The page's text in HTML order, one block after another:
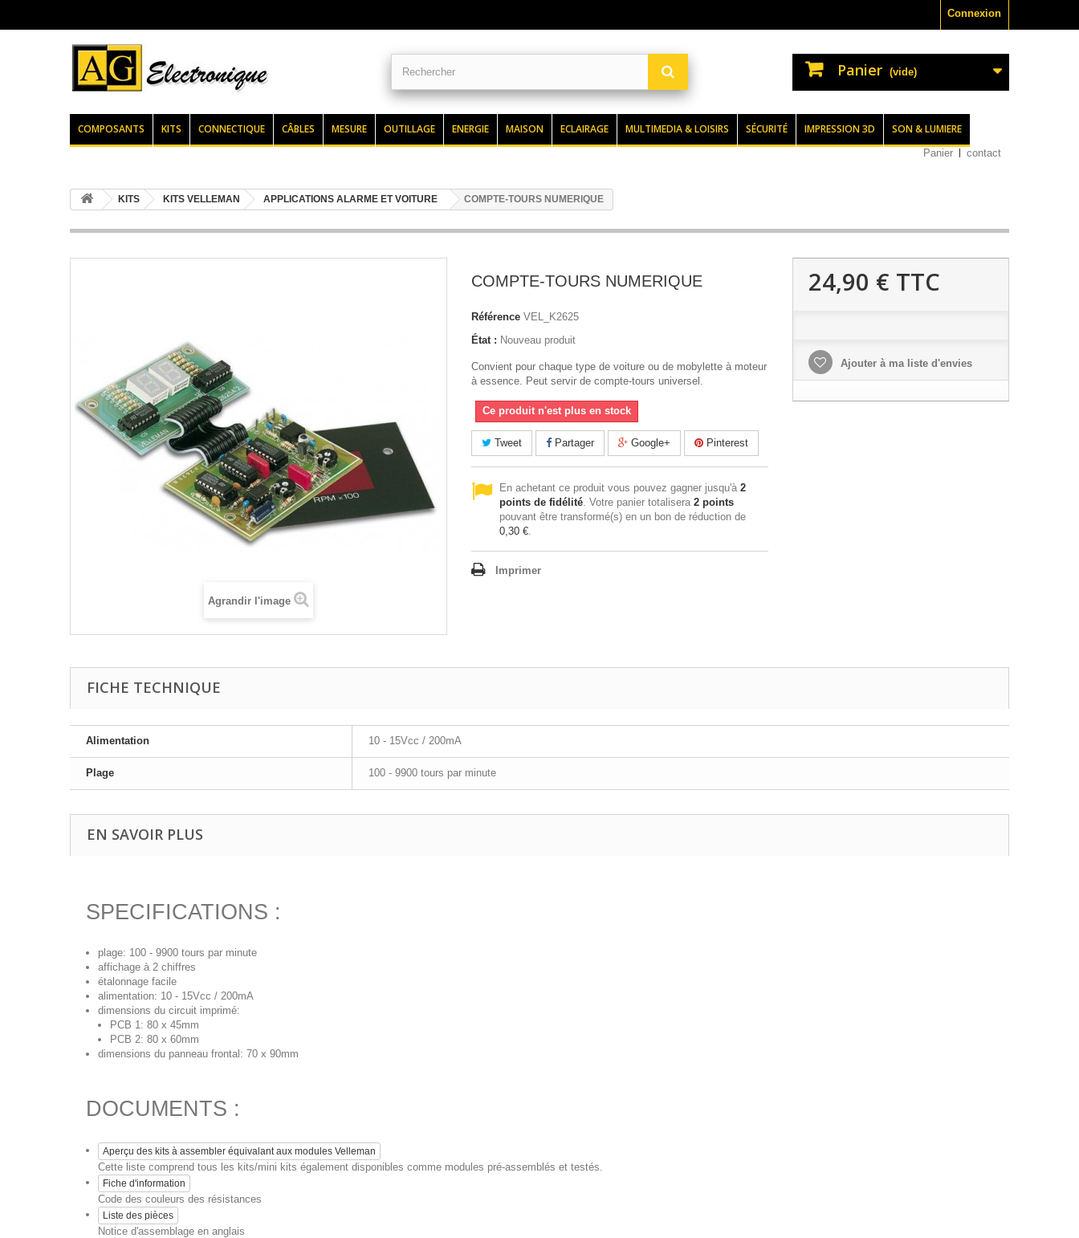
Connexion
Panier (vide)
COMPOSANTS KITS CONNECTIQUE CÂBLES MESURE OUTILLAGE ENERGIE MAISON ECLAIRAGE MULTIMEDIA & LOISIRS SÉCURITÉ IMPRESSION 3D SON & LUMIERE
Panier contact
KITS KITS VELLEMAN APPLICATIONS ALARME ET VOITURE COMPTE-TOURS NUMERIQUE
Agrandir l'image
COMPTE-TOURS NUMERIQUE
Référence VEL_K2625
État : Nouveau produit
Convient pour chaque type de voiture ou de mobylette à moteur
à essence. Peut servir de compte-tours universel.
Ce produit n'est plus en stock
Tweet Partager Google+ Pinterest
En achetant ce produit vous pouvez gagner jusqu'à 2
points de fidélité. Votre panier totalisera 2 points
pouvant être transformé(s) en un bon de réduction de
0,30 €.
Imprimer
24,90 € TTC
Ajouter à ma liste d'envies
FICHE TECHNIQUE
Alimentation 10 - 15Vcc / 200mA
Plage 100 - 9900 tours par minute
EN SAVOIR PLUS
SPECIFICATIONS :
plage: 100 - 9900 tours par minute
affichage à 2 chiffres
étalonnage facile
alimentation: 10 - 15Vcc / 200mA
dimensions du circuit imprimé:
PCB 1: 80 x 45mm
PCB 2: 80 x 60mm
dimensions du panneau frontal: 70 x 90mm
DOCUMENTS :
Aperçu des kits à assembler équivalant aux modules Velleman
Cette liste comprend tous les kits/mini kits également disponibles comme modules pré-assemblés et testés.
Fiche d'information
Code des couleurs des résistances
Liste des pièces
Notice d'assemblage en anglais